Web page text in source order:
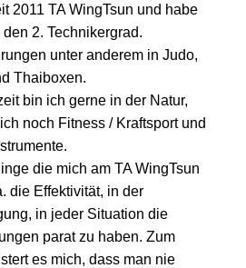
2011 TA WingTsun und habe
2. Technikergrad.
unter anderem in Judo,
Thaiboxen.
bin ich gerne in der Natur,
noch Fitness / Kraftsport und
die mich am TA WingTsun
die Effektivität, in der
in jeder Situation die
parat zu haben. Zum
es mich, dass man nie